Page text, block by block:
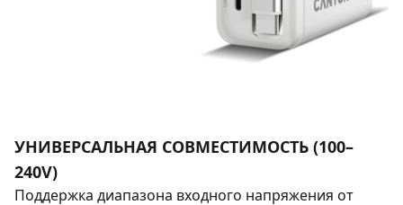
УНИВЕРСАЛЬНАЯ СОВМЕСТИМОСТЬ (100–
240V)
Поддержка диапазона входного напряжения от